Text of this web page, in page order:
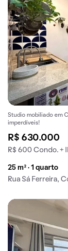
Studio mobiliado em
imperdíveis!
R$ 630.000
R$ 600 Condo. +
25 m² · 1 quarto
Rua Sá Ferreira,